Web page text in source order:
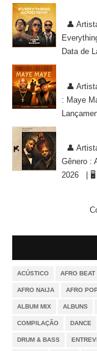
👤
Data de
👤
: Maye
👤
Gênero :
2026 | 🖥
ACÚSTICO AFRO BEAT
AFRO NAIJA AFRO
ALBUM MIX ALBUNS
COMPILAÇÃO DANCE
DRUM & BASS